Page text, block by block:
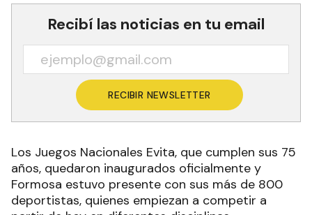
Recibí las noticias en tu email
RECIBIR NEWSLETTER
Los Juegos Nacionales Evita, que cumplen sus 75
años, quedaron inaugurados oficialmente y
Formosa estuvo presente con sus más de 800
deportistas, quienes empiezan a competir a